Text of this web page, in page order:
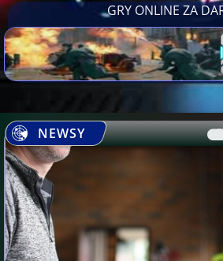
GRY ONLINE ZA
NEWSY [\